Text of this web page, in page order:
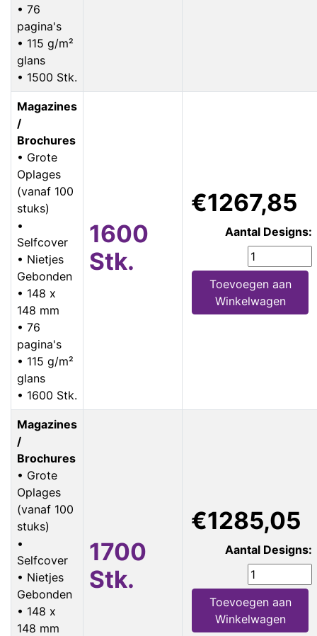
• 76
pagina's
• 115 g/m²
glans
• 1500 Stk.
Magazines
/
Brochures
• Grote
Oplages
(vanaf 100
stuks)
•
Selfcover
• Nietjes
Gebonden
• 148 x
148 mm
• 76
pagina's
• 115 g/m²
glans
• 1600 Stk.
1600
Stk.
€1267,85
Aantal Designs:
Toevoegen aan
Winkelwagen
Magazines
/
Brochures
• Grote
Oplages
(vanaf 100
stuks)
•
Selfcover
• Nietjes
Gebonden
• 148 x
148 mm
1700
Stk.
€1285,05
Aantal Designs:
Toevoegen aan
Winkelwagen